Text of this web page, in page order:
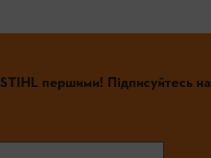
першими! Підписуйтесь